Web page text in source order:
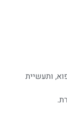
ותעשיית